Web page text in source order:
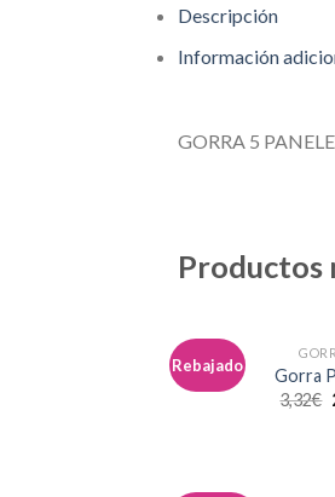
Descripción
Información
GORRA 5
Productos
Rebajado
Gorra
3,32€